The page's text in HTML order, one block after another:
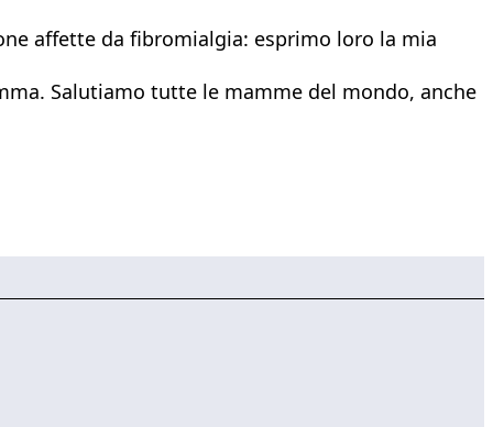
affette da fibromialgia: esprimo loro la mia
Salutiamo tutte le mamme del mondo, anche